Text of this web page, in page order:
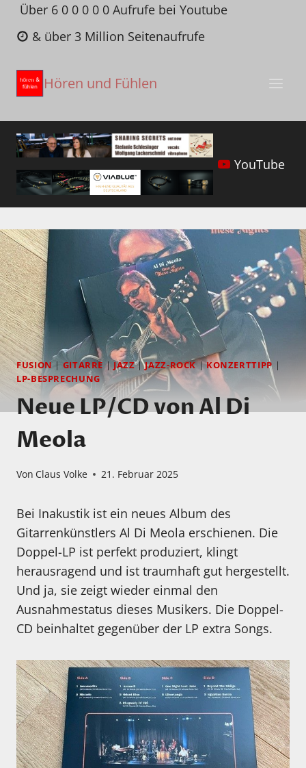
Zum
Inhalt
springen
Über 6 0 0 0 0 0 Aufrufe bei Youtube
& über 3 Million Seitenaufrufe
Hören und Fühlen
YouTube
FUSION| GITARRE|JAZZ|JAZZ-ROCK|KONZERTTIPP |
LP-BESPRECHUNG
Neue LP/CD von Al Di
Meola
Von Claus Volke 21. Februar 2025
Bei Inakustik ist ein neues Album des
Gitarrenkünstlers Al Di Meola erschienen. Die
Doppel-LP ist perfekt produziert, klingt
herausragend und ist traumhaft gut hergestellt.
Und ja, sie zeigt wieder einmal den
Ausnahmestatus dieses Musikers. Die Doppel-
CD beinhaltet gegenüber der LP extra Songs.